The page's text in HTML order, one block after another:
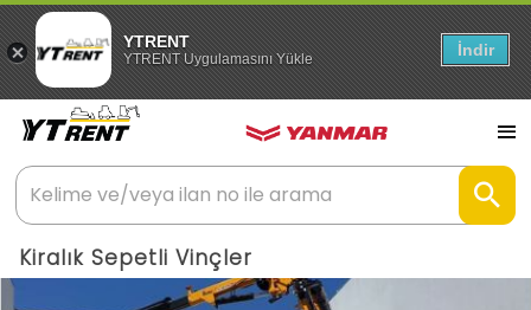
YTRENT
YTRENT Uygulamasını Yükle İndir
Kiralık Sepetli Vinçler